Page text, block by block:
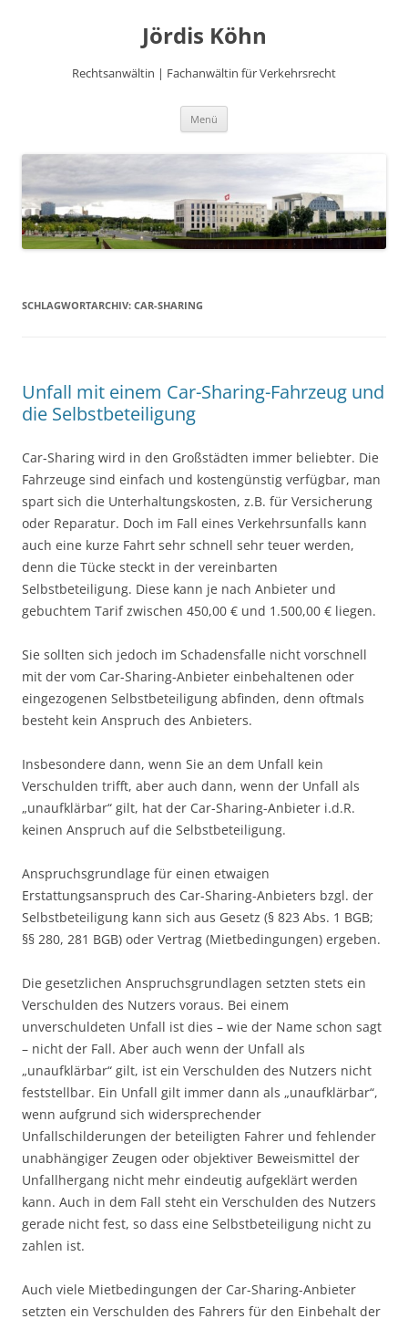
Jördis Köhn
Rechtsanwältin | Fachanwältin für Verkehrsrecht
Menü
SCHLAGWORTARCHIV: CAR-SHARING
Unfall mit einem Car-Sharing-Fahrzeug und
die Selbstbeteiligung
Car-Sharing wird in den Großstädten immer beliebter. Die
Fahrzeuge sind einfach und kostengünstig verfügbar, man
spart sich die Unterhaltungskosten, z.B. für Versicherung
oder Reparatur. Doch im Fall eines Verkehrsunfalls kann
auch eine kurze Fahrt sehr schnell sehr teuer werden,
denn die Tücke steckt in der vereinbarten
Selbstbeteiligung. Diese kann je nach Anbieter und
gebuchtem Tarif zwischen 450,00 € und 1.500,00 € liegen.
Sie sollten sich jedoch im Schadensfalle nicht vorschnell
mit der vom Car-Sharing-Anbieter einbehaltenen oder
eingezogenen Selbstbeteiligung abfinden, denn oftmals
besteht kein Anspruch des Anbieters.
Insbesondere dann, wenn Sie an dem Unfall kein
Verschulden trifft, aber auch dann, wenn der Unfall als
„unaufklärbar“ gilt, hat der Car-Sharing-Anbieter i.d.R.
keinen Anspruch auf die Selbstbeteiligung.
Anspruchsgrundlage für einen etwaigen
Erstattungsanspruch des Car-Sharing-Anbieters bzgl. der
Selbstbeteiligung kann sich aus Gesetz (§ 823 Abs. 1 BGB;
§§ 280, 281 BGB) oder Vertrag (Mietbedingungen) ergeben.
Die gesetzlichen Anspruchsgrundlagen setzten stets ein
Verschulden des Nutzers voraus. Bei einem
unverschuldeten Unfall ist dies – wie der Name schon sagt
– nicht der Fall. Aber auch wenn der Unfall als
„unaufklärbar“ gilt, ist ein Verschulden des Nutzers nicht
feststellbar. Ein Unfall gilt immer dann als „unaufklärbar“,
wenn aufgrund sich widersprechender
Unfallschilderungen der beteiligten Fahrer und fehlender
unabhängiger Zeugen oder objektiver Beweismittel der
Unfallhergang nicht mehr eindeutig aufgeklärt werden
kann. Auch in dem Fall steht ein Verschulden des Nutzers
gerade nicht fest, so dass eine Selbstbeteiligung nicht zu
zahlen ist.
Auch viele Mietbedingungen der Car-Sharing-Anbieter
setzten ein Verschulden des Fahrers für den Einbehalt der